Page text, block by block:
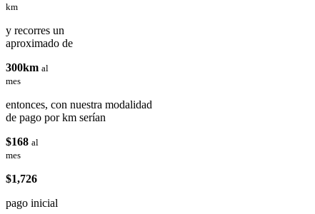
km
y recorres un
aproximado de
300km al
mes
entonces, con nuestra modalidad
de pago por km serían
$168 al
mes
$1,726
pago inicial